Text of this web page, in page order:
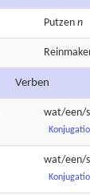
Putzen n
Verben
wat/een/
wat/een/